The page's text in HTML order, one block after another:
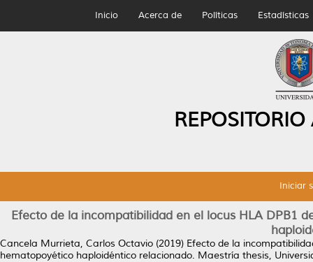
Inicio Acerca de Políticas Estadísticas
Iniciar
Efecto de la incompatibilidad en el locus HLA DPB1
Cancela Murrieta, Carlos Octavio (2019) Efecto de la
hematopoyético haploidéntico relacionado. Maestría thesis,